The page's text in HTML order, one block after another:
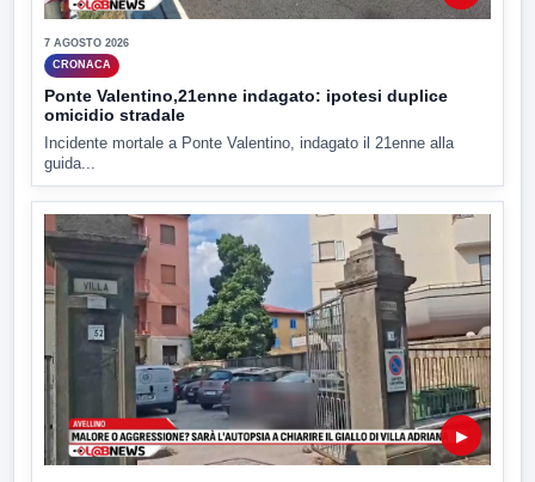
7 AGOSTO 2026
CRONACA
Ponte Valentino,21enne indagato: ipotesi duplice
omicidio stradale
Incidente mortale a Ponte Valentino, indagato il 21enne alla
guida...
▶